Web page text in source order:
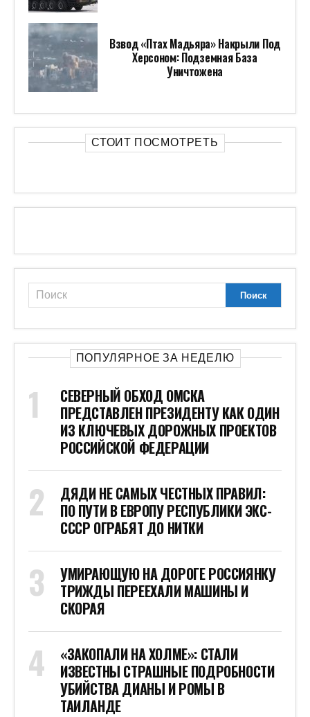
Взвод «Птах Мадьяра» Накрыли Под
Херсоном: Подземная База
Уничтожена
СТОИТ ПОСМОТРЕТЬ
ПОПУЛЯРНОЕ ЗА НЕДЕЛЮ
СЕВЕРНЫЙ ОБХОД ОМСКА
ПРЕДСТАВЛЕН ПРЕЗИДЕНТУ КАК ОДИН
ИЗ КЛЮЧЕВЫХ ДОРОЖНЫХ ПРОЕКТОВ
РОССИЙСКОЙ ФЕДЕРАЦИИ
ДЯДИ НЕ САМЫХ ЧЕСТНЫХ ПРАВИЛ:
ПО ПУТИ В ЕВРОПУ РЕСПУБЛИКИ ЭКС-
СССР ОГРАБЯТ ДО НИТКИ
УМИРАЮЩУЮ НА ДОРОГЕ РОССИЯНКУ
ТРИЖДЫ ПЕРЕЕХАЛИ МАШИНЫ И
СКОРАЯ
«ЗАКОПАЛИ НА ХОЛМЕ»: СТАЛИ
ИЗВЕСТНЫ СТРАШНЫЕ ПОДРОБНОСТИ
УБИЙСТВА ДИАНЫ И РОМЫ В
ТАИЛАНДЕ